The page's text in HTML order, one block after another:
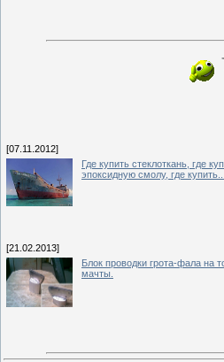
[07.11.2012]
Где купить стеклоткань, где
эпоксидную смолу, где купить...
[21.02.2013]
Блок проводки грота-фала на
мачты.